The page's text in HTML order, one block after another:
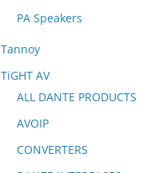
PA Speakers
Tannoy
TiGHT AV
ALL DANTE PRODUCTS
AVOIP
CONVERTERS